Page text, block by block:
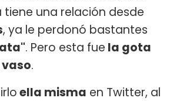
tiene una relación desde
, ya le perdonó bastantes
. Pero esta fue la gota
.
ella misma en Twitter, al